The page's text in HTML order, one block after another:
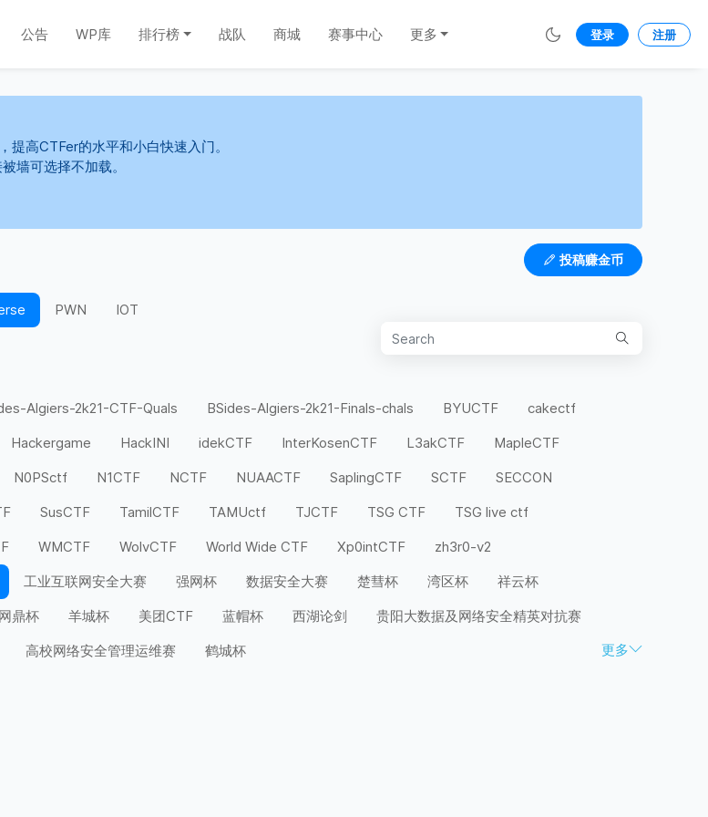
公告 WP库 排行榜 战队 商城 赛事中心 更多 登录 注册
高CTFer的水平和小白快速入门。
墙可选择不加载。
PWN IOT
投稿赚金币
Algiers-2k21-CTF-Quals BSides-Algiers-2k21-Finals-chals BYUCTF
cakectf
Hackergame HackINI idekCTF InterKosenCTF L3akCTF
MapleCTF
N0PSctf N1CTF NCTF NUAACTF SaplingCTF SCTF
SECCON
SusCTF TamilCTF TAMUctf TJCTF TSG CTF
TSG live ctf
WMCTF WolvCTF World Wide CTF Xp0intCTF
zh3r0-v2
工业互联网安全大赛 强网杯 数据安全大赛 楚彗杯 湾区杯
祥云杯
网鼎杯 羊城杯 美团CTF 蓝帽杯 西湖论剑
贵阳大数据及网络安全精英对抗赛
高校网络安全管理运维赛 鹤城杯 更多